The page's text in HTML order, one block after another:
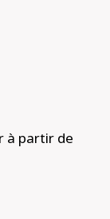
à partir de